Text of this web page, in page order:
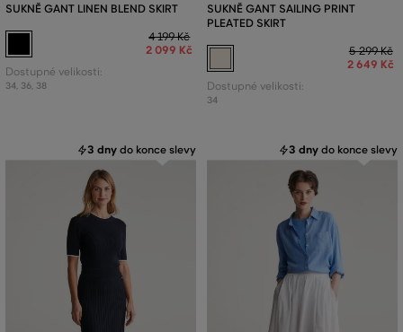
SUKNĚ GANT LINEN BLEND SKIRT
4 199 Kč
2 099 Kč
Dostupné velikosti:
34, 36, 38
SUKNĚ GANT SAILING PRINT
PLEATED SKIRT
5 299 Kč
2 649 Kč
Dostupné velikosti:
34
3 dny do konce slevy 3 dny do konce slevy